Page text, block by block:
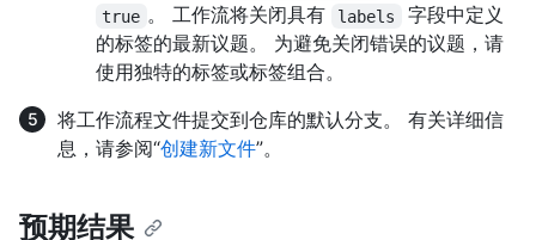
true 。 工作流将关闭具有 labels
字段中定义
的标签的最新议题。 为避免关闭错误的议题，请
使用独特的标签或标签组合。
将工作流程文件提交到仓库的默认分支。 有关详细信
息，请参阅“创建新文件”。
预期结果